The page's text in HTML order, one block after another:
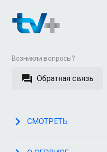
Возникли вопросы?
Обратная связь
СМОТРЕТЬ